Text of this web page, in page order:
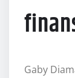
Gaby